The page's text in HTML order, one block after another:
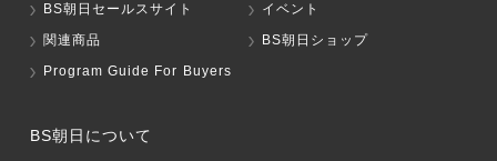
BS朝日セールスサイト
イベント
関連商品
BS朝日ショップ
Program Guide For Buyers
BS朝日について